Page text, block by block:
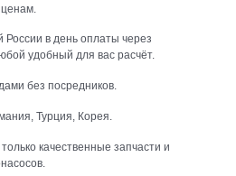
России в день оплаты через
удобный для вас расчёт.
без посредников.
Турция, Корея.
качественные запчасти и